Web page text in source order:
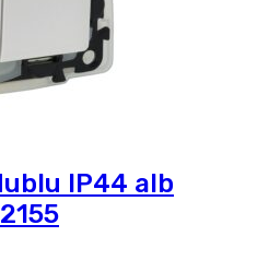
IP44 alb